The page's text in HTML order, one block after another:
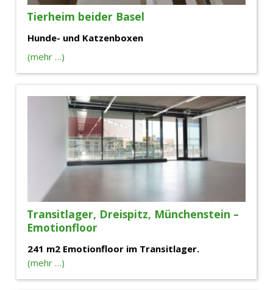
Tierheim beider Basel
Hunde- und Katzenboxen
(mehr …)
Transitlager, Dreispitz, Münchenstein –
Emotionfloor
241 m2 Emotionfloor im Transitlager.
(mehr …)